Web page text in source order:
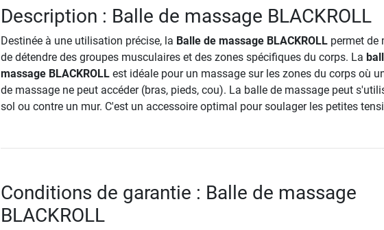
Description : Balle de massage BLACKROLL
Destinée à une utilisation précise, la Balle de massage BLACKROLLpermet de
de détendre des groupes musculaires et des zones spécifiques du corps. La
massage BLACKROLLest idéale pour un massage sur les zones du corps où
de massage ne peut accéder (bras, pieds, cou). La balle de massage peut
sol ou contre un mur. C'est un accessoire optimal pour soulager les petites
Conditions de garantie : Balle de massage
BLACKROLL